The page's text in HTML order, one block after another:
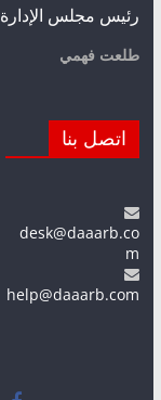
رئيس مجلس الإدارة
طلعت فهمي
اتصل بنا
desk@daaarb.co
m
help@daaarb.com